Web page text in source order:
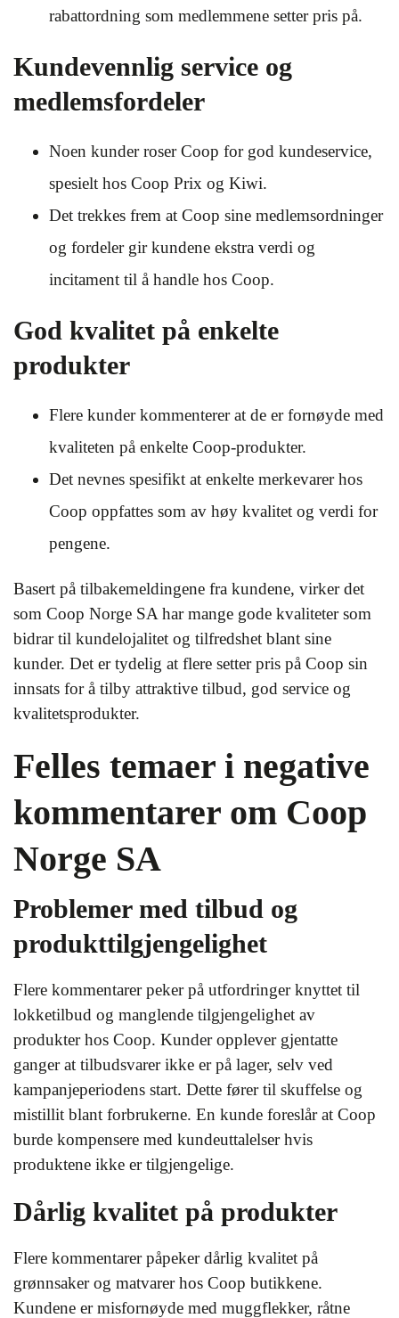
rabattordning som medlemmene setter pris på.
Kundevennlig service og
medlemsfordeler
Noen kunder roser Coop for god kundeservice,
spesielt hos Coop Prix og Kiwi.
Det trekkes frem at Coop sine medlemsordninger
og fordeler gir kundene ekstra verdi og
incitament til å handle hos Coop.
God kvalitet på enkelte
produkter
Flere kunder kommenterer at de er fornøyde med
kvaliteten på enkelte Coop-produkter.
Det nevnes spesifikt at enkelte merkevarer hos
Coop oppfattes som av høy kvalitet og verdi for
pengene.
Basert på tilbakemeldingene fra kundene, virker det
som Coop Norge SA har mange gode kvaliteter som
bidrar til kundelojalitet og tilfredshet blant sine
kunder. Det er tydelig at flere setter pris på Coop sin
innsats for å tilby attraktive tilbud, god service og
kvalitetsprodukter.
Felles temaer i negative
kommentarer om Coop
Norge SA
Problemer med tilbud og
produkttilgjengelighet
Flere kommentarer peker på utfordringer knyttet til
lokketilbud og manglende tilgjengelighet av
produkter hos Coop. Kunder opplever gjentatte
ganger at tilbudsvarer ikke er på lager, selv ved
kampanjeperiodens start. Dette fører til skuffelse og
mistillit blant forbrukerne. En kunde foreslår at Coop
burde kompensere med kundeuttalelser hvis
produktene ikke er tilgjengelige.
Dårlig kvalitet på produkter
Flere kommentarer påpeker dårlig kvalitet på
grønnsaker og matvarer hos Coop butikkene.
Kundene er misfornøyde med muggflekker, råtne